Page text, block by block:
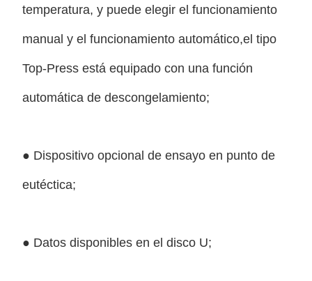
temperatura, y puede elegir el funcionamiento
manual y el funcionamiento automático,el tipo
Top-Press está equipado con una función
automática de descongelamiento;
● Dispositivo opcional de ensayo en punto de
eutéctica;
● Datos disponibles en el disco U;